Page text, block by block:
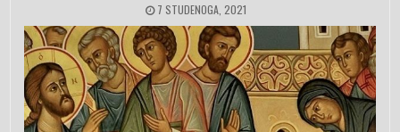
PUBLISHED DATE:
7 STUDENOGA, 2021